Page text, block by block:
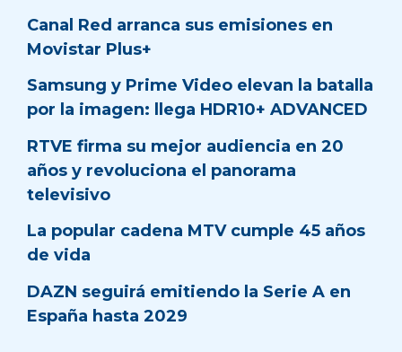
Canal Red arranca sus emisiones en
Movistar Plus+
Samsung y Prime Video elevan la batalla
por la imagen: llega HDR10+ ADVANCED
RTVE firma su mejor audiencia en 20
años y revoluciona el panorama
televisivo
La popular cadena MTV cumple 45 años
de vida
DAZN seguirá emitiendo la Serie A en
España hasta 2029